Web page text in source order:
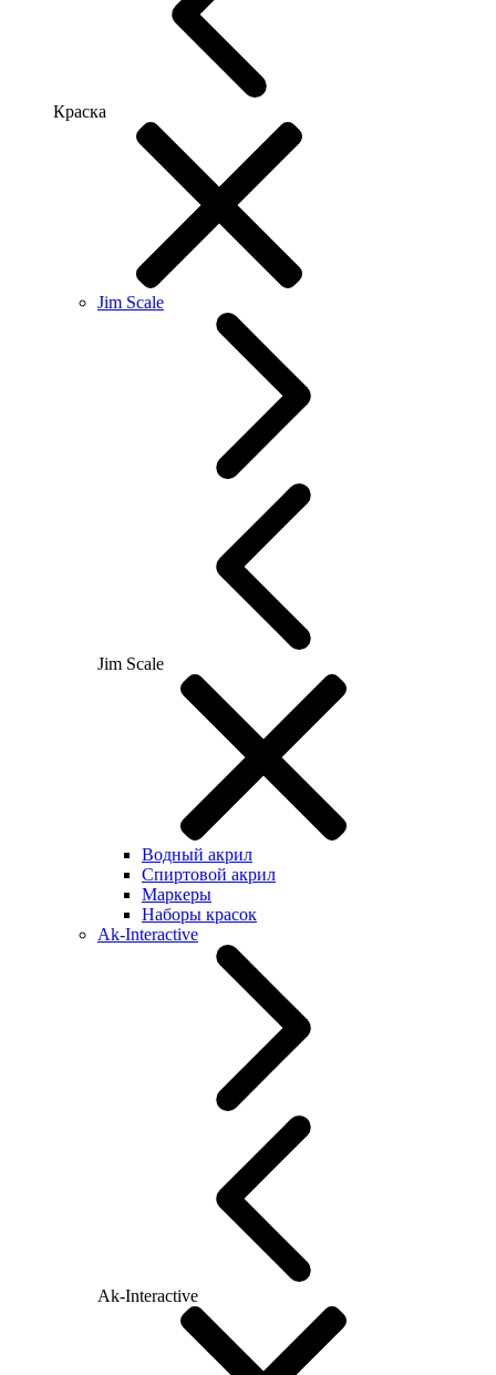
Краска
Jim Scale
Jim Scale
Водный акрил
Спиртовой акрил
Маркеры
Наборы красок
Ak-Interactive
Ak-Interactive